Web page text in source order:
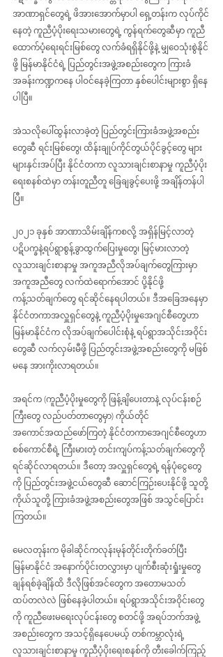
အာဏာရှင်တွေရဲ့ ဖိအားအောက်မှာပါ ရှေ့တန်းက လုပ်ကိုင်
နေတဲ့ ‌ကူညီပံ့ပိုးရေးသမားတွေရဲ့ ကွန်ရက်တွေဆီမှာ ကူညီ
ထောက်ပံ့ရေးရင်းမြစ်တွေ လက်ခံရရှိနိုင်ဖို့နဲ့ မျှဝေသုံးစွဲနိုင်
ဖို့ မြန်မာနိုင်ငံရဲ့ ပြည်တွင်းအဖွဲ့အစည်းတွေက ကြားခံ
အခန်းကဏ္ဍကနေ ပါဝင်နေခဲ့ကြတာ နှစ်ပေါင်းများစွာ ရှိနေ
ပါပြီ။
အဲသလိုပေါ်ထွန်းလာခဲ့တဲ့ ပြည်တွင်းကြားခံအဖွဲ့အစည်း
တွေဆီ ရင်းမြစ်တွေ၊ ထိန်းချုပ်ကိုင်တွယ်ပိုင်ခွင့်တွေ များ
များနှင်းအပ်ပြီး နိုင်ငံတကာ လူသားချင်းစာနာမှု ကူညီပံ့ပိုး
ရေးစနစ်ထဲမှာ တန်းတူညီတူ ခြေချခွင့်‌ပေးဖို့ အချိန်တန်ပါ
ပြီ။
၂၀၂၁ ခုနှစ် အာဏာသိမ်းချိန်ကစလို့ အရှိန်မြင့်လာတဲ့
ပဋိပက္ခနဲ့ရပ်ရွာစွန့်ခွာထွက်ပြေးမှုတွေ၊ မြင့်မားလာတဲ့
လူသားချင်းစာနာမှု အကူအညီလိုအပ်ချက်တွေကြားမှာ
အကူအညီတွေ လက်ထဲရောက်အောင် ပို့နိုင်ဖို့
ကန့်သတ်ချက်တွေ ရင်ဆိုင်နေရပါတယ်။ ဒီအခြေအနေမှာ
နိုင်ငံတကာအလှူရှင်တွေနဲ့ ကူညီပံ့ပိုးမှုအေဂျင်စီတွေဟာ
မြန်မာနိုင်ငံက လိုအပ်ချက်ပေါင်းစုံနဲ့ ရပ်ရွာအသိုင်းအဝိုင်း
တွေဆီ လက်လှမ်းမီဖို့ ပြည်တွင်းအဖွဲ့အစည်းတွေကို မဖြစ်
မနေ အားကိုးလာရတယ်။
အရင်က (ကူညီပံ့ပိုးမှုတွေကို ဖြန့်ချိပေးတာနဲ့ လုပ်ငန်းစဉ်
ကြီးတွေ လည်ပတ်တာတွေမှာ) ကိုယ်တိုင်
အကောင်အထည်ဖော်ကြတဲ့ နိုင်ငံတကာအေဂျင်စီတွေဟာ
စစ်ကောင်စီရဲ့ ကြီးမားတဲ့ တင်းကျပ်ကန့်သတ်ချက်တွေကို
ရင်ဆိုင်လာရတယ်။ ဒီတော့ အလှူရှင်တွေရဲ့ ရန်ပုံငွေတွေ
ကို ပြည်တွင်းအဖွဲ့ငယ်တွေဆီ ‌ဆောင်ကြဉ်းပေးနိုင်ဖို့ သူတို့
ကိုယ်သူတို့ ကြားခံအဖွဲ့အစည်းတွေအဖြစ် အသွင်ပြောင်း
ကြတယ်။
မေလတုန်းက မိုခါဆိုင်ကလုန်းမုန်တိုင်းတိုက်ခတ်ပြီး
မြန်မာနိုင်ငံ အနောက်ပိုင်းတလွှားမှာ ပျက်စီးဆုံးရှုံးမှုတွေ
ချန်ရစ်ခဲ့ချိန်ထိ ဒီလိုဖြစ်အင်တွေက အတောမသတ်
ထပ်တလဲလဲ ဖြစ်နေခဲ့ပါတယ်။ ရပ်ရွာအသိုင်းအဝိုင်းတွေ
ကို ကူညီဖေးမရေး‌လုပ်ငန်းတွေ စတင်ဖို့ အရပ်ဘက်အဖွဲ့
အစည်းတွေက အသင့်ရှိနေပေမယ့် တစ်ကမ္ဘာလုံးရဲ့
လူသားချင်းစာနာမှု ကူညီပံ့ပိုးရေးစနစ်ကို တီးခေါက်ကြည့်